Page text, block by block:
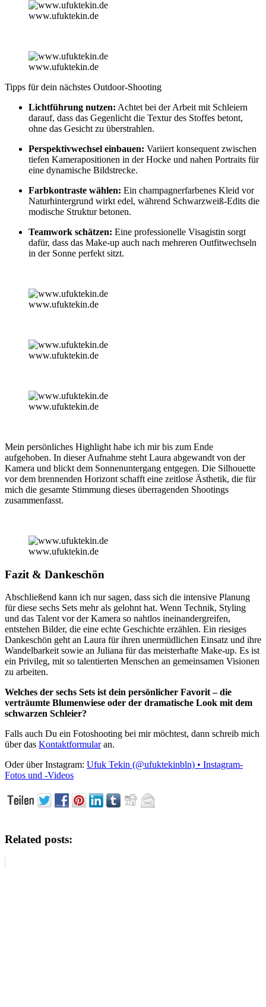
www.ufuktekin.de
www.ufuktekin.de
Tipps für dein nächstes Outdoor-Shooting
Lichtführung nutzen: Achtet bei der Arbeit mit Schleiern
darauf, dass das Gegenlicht die Textur des Stoffes betont,
ohne das Gesicht zu überstrahlen.
Perspektivwechsel einbauen: Variiert konsequent zwischen
tiefen Kamerapositionen in der Hocke und nahen Portraits für
eine dynamische Bildstrecke.
Farbkontraste wählen: Ein champagnerfarbenes Kleid vor
Naturhintergrund wirkt edel, während Schwarzweiß-Edits die
modische Struktur betonen.
Teamwork schätzen: Eine professionelle Visagistin sorgt
dafür, dass das Make-up auch nach mehreren Outfitwechseln
in der Sonne perfekt sitzt.
www.ufuktekin.de
www.ufuktekin.de
www.ufuktekin.de
Mein persönliches Highlight habe ich mir bis zum Ende
aufgehoben. In dieser Aufnahme steht Laura abgewandt von der
Kamera und blickt dem Sonnenuntergang entgegen. Die Silhouette
vor dem brennenden Horizont schafft eine zeitlose Ästhetik, die für
mich die gesamte Stimmung dieses überragenden Shootings
zusammenfasst.
www.ufuktekin.de
Fazit & Dankeschön
Abschließend kann ich nur sagen, dass sich die intensive Planung
für diese sechs Sets mehr als gelohnt hat. Wenn Technik, Styling
und das Talent vor der Kamera so nahtlos ineinandergreifen,
entstehen Bilder, die eine echte Geschichte erzählen. Ein riesiges
Dankeschön geht an Laura für ihren unermüdlichen Einsatz und ihre
Wandelbarkeit sowie an Juliana für das meisterhafte Make-up. Es ist
ein Privileg, mit so talentierten Menschen an gemeinsamen Visionen
zu arbeiten.
Welches der sechs Sets ist dein persönlicher Favorit – die
verträumte Blumenwiese oder der dramatische Look mit dem
schwarzen Schleier?
Falls auch Du ein Fotoshooting bei mir möchtest, dann schreib mich
über das Kontaktformularan.
Oder über Instagram: Ufuk Tekin (@ufuktekinbln) • Instagram-
Fotos und -Videos
Related posts: